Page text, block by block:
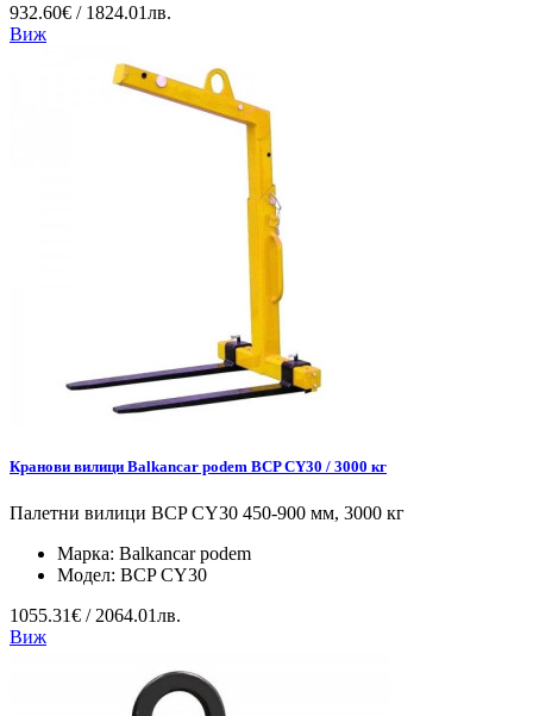
932.60€ / 1824.01лв.
Виж
Кранови вилици Balkancar podem BCP CY30 / 3000 кг
Палетни вилици BCP CY30 450-900 мм, 3000 кг
Марка: Balkancar podem
Модел: BCP CY30
1055.31€ / 2064.01лв.
Виж